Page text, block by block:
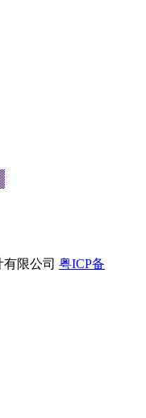
限公司 粤ICP备